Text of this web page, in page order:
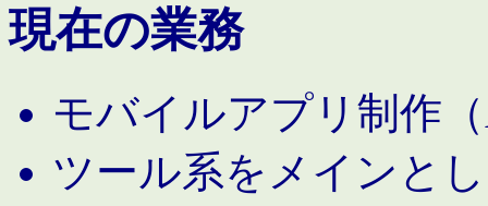
現在の業務
モバイルアプリ制作
ツール系をメインと